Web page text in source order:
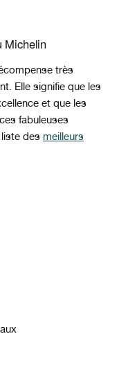
Michelin
très
Elle signifie que les
et que les
fabuleuses
des meilleurs